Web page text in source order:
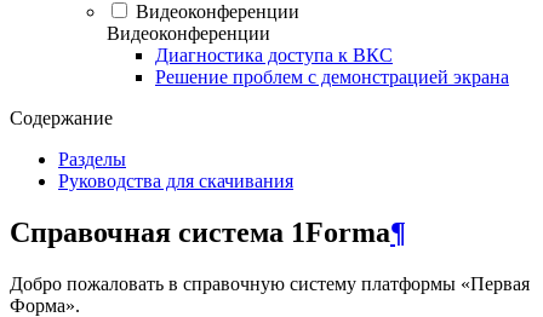
Видеоконференции
Видеоконференции
Диагностика доступа к ВКС
Решение проблем с демонстрацией экрана
Содержание
Разделы
Руководства для скачивания
Справочная система 1Forma¶
Добро пожаловать в справочную систему платформы «Первая
Форма».